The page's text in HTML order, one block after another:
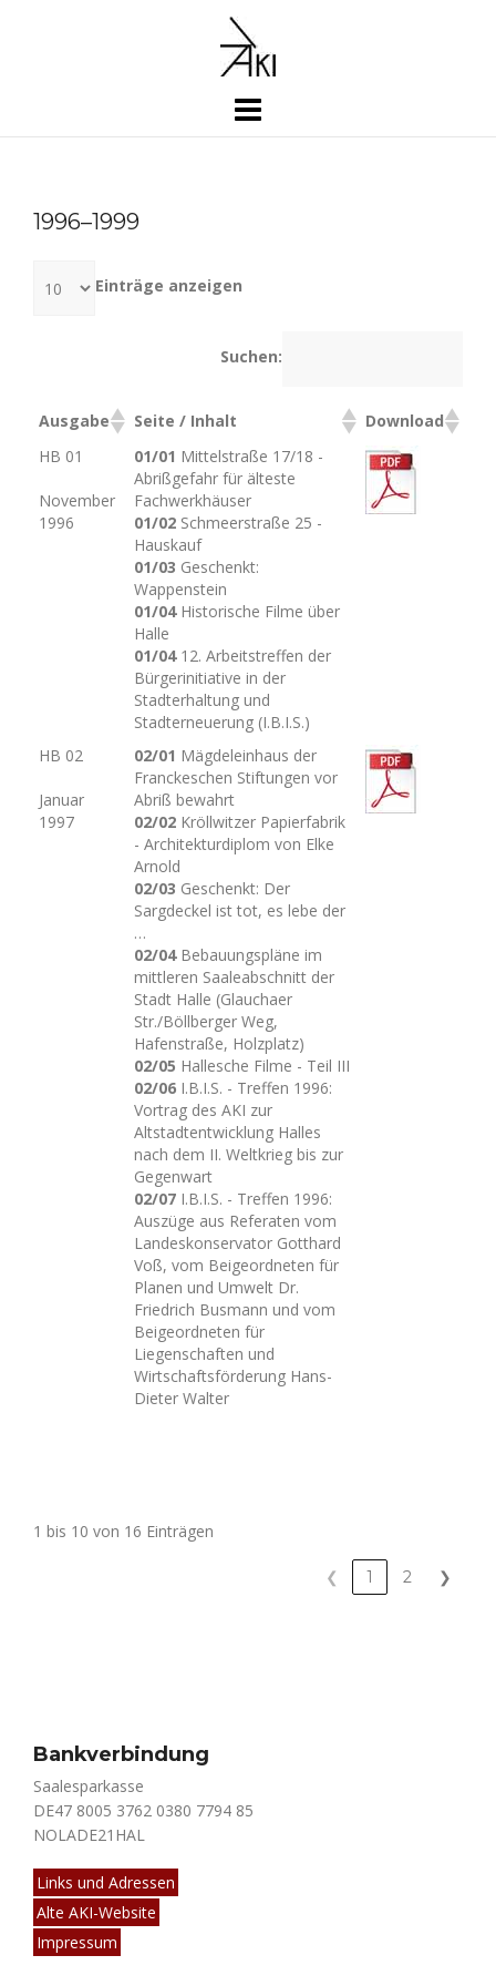
1996–1999
Einträge anzeigen
Suchen:
Ausgabe Seite / Inhalt
Download
HB 01
November
1996
01/01 Mittelstraße 17/18 -
Abrißgefahr für älteste
Fachwerkhäuser
01/02 Schmeerstraße 25 -
Hauskauf
01/03 Geschenkt:
Wappenstein
01/04Historische Filme über
Halle
01/0412. Arbeitstreffen der
Bürgerinitiative in der
Stadterhaltung und
Stadterneuerung (I.B.I.S.)
HB 02
Januar
1997
02/01 Mägdeleinhaus der
Franckeschen Stiftungen vor
Abriß bewahrt
02/02 Kröllwitzer Papierfabrik
- Architekturdiplom von Elke
Arnold
02/03 Geschenkt: Der
Sargdeckel ist tot, es lebe der
…
02/04Bebauungspläne im
mittleren Saaleabschnitt der
Stadt Halle (Glauchaer
Str./Böllberger Weg,
Hafenstraße, Holzplatz)
02/05 Hallesche Filme - Teil III
02/06 I.B.I.S. - Treffen 1996:
Vortrag des AKI zur
Altstadtentwicklung Halles
nach dem II. Weltkrieg bis zur
Gegenwart
02/07 I.B.I.S. - Treffen 1996:
Auszüge aus Referaten vom
Landeskonservator Gotthard
Voß, vom Beigeordneten für
Planen und Umwelt Dr.
Friedrich Busmann und vom
Beigeordneten für
Liegenschaften und
Wirtschaftsförderung Hans-
Dieter Walter
1 bis 10 von 16 Einträgen
❮ 1 2 ❯
Bankverbindung
Saalesparkasse
DE47 8005 3762 0380 7794 85
NOLADE21HAL
Links und Adressen
Alte AKI-Website
Impressum